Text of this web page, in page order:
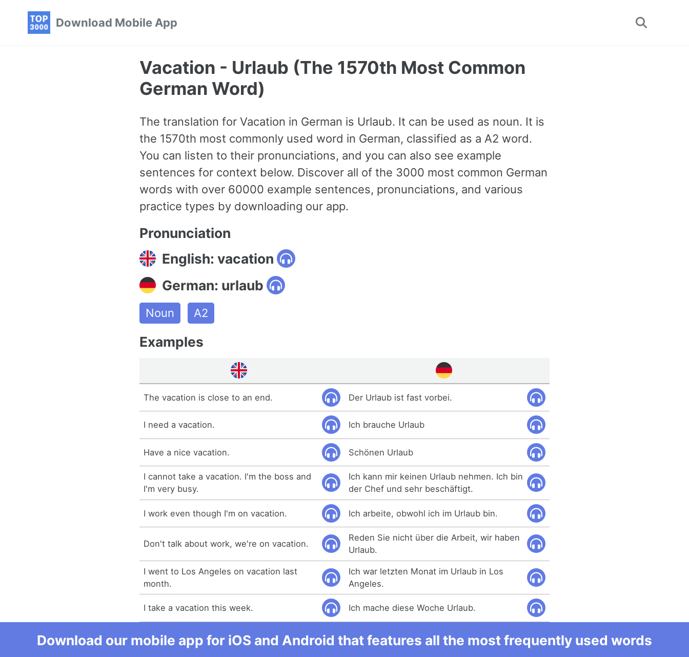
Download Mobile App
Toggle
Vacation - Urlaub (The 1570th Most Common
German Word)
The translation for Vacation in German is Urlaub. It can be used as noun. It is
the 1570th most commonly used word in German, classified as a A2 word.
You can listen to their pronunciations, and you can also see example
sentences for context below. Discover all of the 3000 most common German
words with over 60000 example sentences, pronunciations, and various
practice types by downloading our app.
Pronunciation
English: vacation
German: urlaub
Noun A2
Examples
The vacation is close to an end. Der Urlaub ist fast vorbei.
I need a vacation. Ich brauche Urlaub
Have a nice vacation. Schönen Urlaub
I cannot take a vacation. I'm the boss and
I'm very busy.
Ich kann mir keinen Urlaub nehmen. Ich bin
der Chef und sehr beschäftigt.
I work even though I'm on vacation. Ich arbeite, obwohl ich im Urlaub bin.
Don't talk about work, we're on vacation.
Reden Sie nicht über die Arbeit, wir haben
Urlaub.
I went to Los Angeles on vacation last
month.
Ich war letzten Monat im Urlaub in Los
Angeles.
I take a vacation this week. Ich mache diese Woche Urlaub.
Download our mobile app for iOS and Android that features all the most frequently used words